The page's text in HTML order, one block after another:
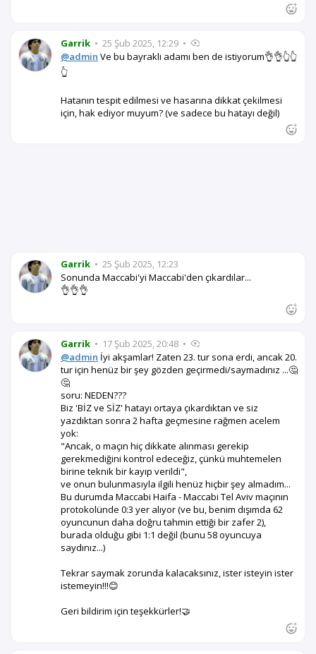
Garrik • 25 Şub 2025, 12:29 •
@admin Ve bu bayraklı adamı ben de istiyorum👌👌👆👆
👆
Hatanın tespit edilmesi ve hasarına dikkat çekilmesi
için, hak ediyor muyum? (ve sadece bu hatayı değil)
Garrik • 25 Şub 2025, 12:23
Sonunda Maccabi'yi Maccabi'den çıkardılar...
👌👌👌
Garrik • 17 Şub 2025, 20:48 •
@admin İyi akşamlar! Zaten 23. tur sona erdi, ancak 20.
tur için henüz bir şey gözden geçirmedi/saymadınız ...🤔
🤔
soru: NEDEN???
Biz 'BİZ ve SİZ' hatayı ortaya çıkardıktan ve siz
yazdıktan sonra 2 hafta geçmesine rağmen acelem
yok:
"Ancak, o maçın hiç dikkate alınması gerekip
gerekmediğini kontrol edeceğiz, çünkü muhtemelen
birine teknik bir kayıp verildi",
ve onun bulunmasıyla ilgili henüz hiçbir şey almadım...
Bu durumda Maccabi Haifa - Maccabi Tel Aviv maçının
protokolünde 0:3 yer alıyor (ve bu, benim dışımda 62
oyuncunun daha doğru tahmin ettiği bir zafer 2),
burada olduğu gibi 1:1 değil (bunu 58 oyuncuya
saydınız...)
Tekrar saymak zorunda kalacaksınız, ister isteyin ister
istemeyin!!!😊
Geri bildirim için teşekkürler!🤝